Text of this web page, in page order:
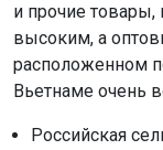
и прочие товары,
высоким, а
расположенном
Вьетнаме очень
Российская